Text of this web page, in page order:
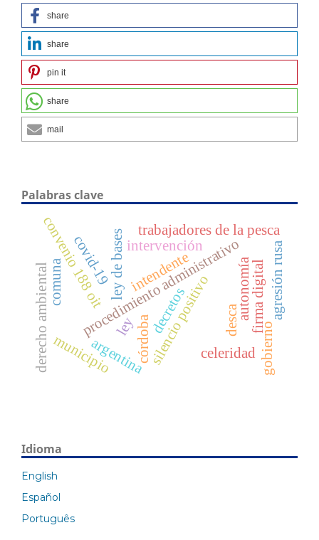
share
share
pin it
share
mail
Palabras clave
silencio positivo
procedimiento administrativo
ley de bases
córdoba
convenio 188 oit trabajadores de la pesca
covid-19
argentina
municipio
autonomía
intendente firma digital
celeridad
comuna
ley gobierno
intervención
decretos agresión rusa
derecho ambiental desca
Idioma
English
Español
Português